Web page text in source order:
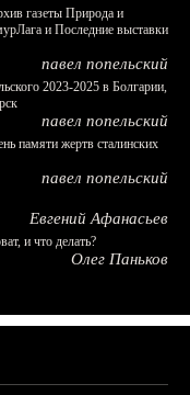
газеты Природа и
и Последние выставки
павел попельский
2023-2025 в Болгарии,
павел попельский
памяти жертв сталинских
павел попельский
Евгений Афанасьев
и что делать?
Олег Паньков